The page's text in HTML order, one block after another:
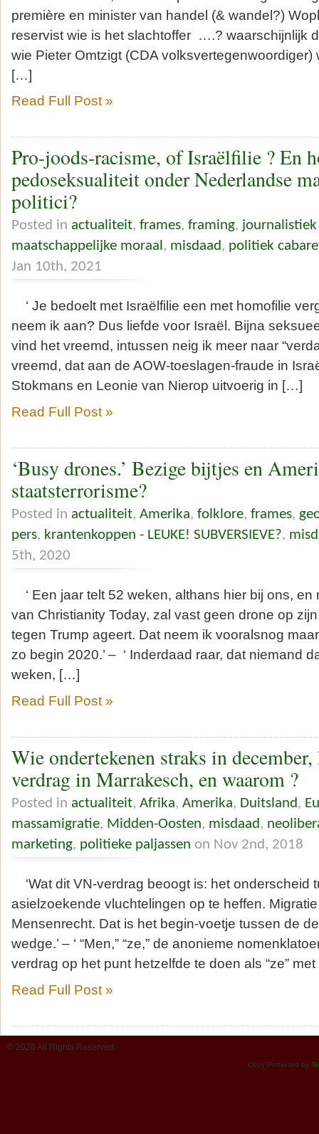
première en minister van handel (& wandel?)
reservist wie is het slachtoffer ….? waarschijnlijk
wie Pieter Omtzigt (CDA
[…]
Read Full Post »
Pro-joods-racisme, of Israëlfilie ? En
pedoseksualiteit onder Nederlandse
politici?
Posted in actualiteit, frames, framing,
maatschappelijke moraal, misdaad, politiek
Jan 10th, 2021
‘ Je bedoelt met Israëlfilie een met homofilie
neem ik aan? Dus liefde voor Israël. Bijna
vind het vreemd, intussen neig ik meer naar
vreemd, dat aan de AOW-toeslagen-fraude in
Stokmans en Leonie van Nierop uitvoerig in […]
Read Full Post »
‘Busy drones.’ Bezige bijtjes en
staatsterrorisme?
Posted in actualiteit, Amerika, folklore, frames,
pers, krantenkoppen - LEUKE! SUBVERSIEVE?,
5th, 2020
‘ Een jaar telt 52 weken, althans hier bij ons, en
van Christianity Today, zal vast geen drone op
tegen Trump ageert. Dat neem ik vooralsnog
zo begin 2020.’ – ‘ Inderdaad raar, dat niemand
weken, […]
Read Full Post »
Wie ondertekenen straks in
verdrag in Marrakesch, en waarom ?
Posted in actualiteit, Afrika, Amerika, Duitsland,
massamigratie, Midden-Oosten, misdaad,
marketing, politieke paljassen on Nov 2nd, 2018
‘Wat dit VN-verdrag beoogt is: het onderscheid
asielzoekende vluchtelingen op te heffen.
Mensenrecht. Dat is het begin-voetje tussen de
wedge.’ – ‘ “Men,” “ze,” de anonieme
verdrag op het punt hetzelfde te doen als “ze”
Read Full Post »
© 2026 All Rights Reserved.
Copy Protected by